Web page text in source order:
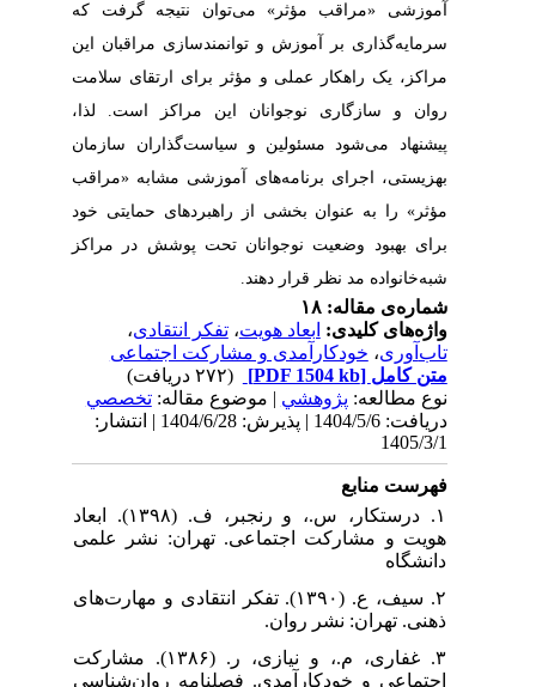
گرفت که
مراقبان این
ارتقای سلامت
است. لذا،
سازمان
مشابه «مراقب
حمایتی خود
پوشش در مراکز
تخصصي
دریافت: 1404/5/6 | پذیرش: 1404/6/28 | انتشار:
۱. درستکار، س.، و رنجبر، ف. (۱۳۹۸). ابعاد
نشر علمی
انتقادی و مهارت‌های
۳. غفاری، م.، و نیازی، ر. (۱۳۸۶). مشارکت
روان‌شناسی